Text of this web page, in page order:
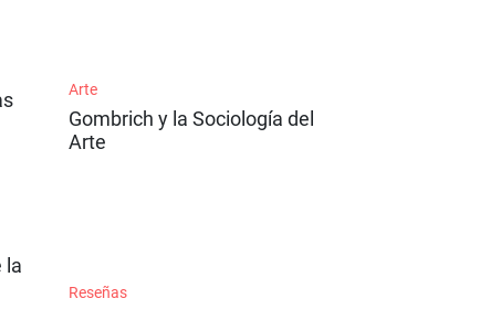
la
Arte
Gombrich y la Sociología del
Arte
Reseñas